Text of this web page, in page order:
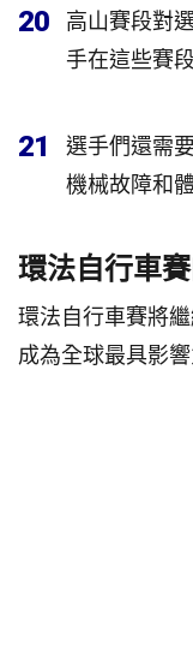
20
高山賽段對
手在這些賽
21
選手們還需
機械故障和
環法自行車
環法自行車賽將
成為全球最具影